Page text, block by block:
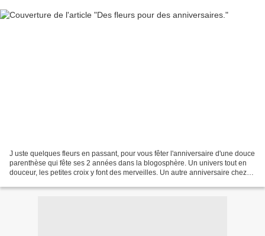
J uste quelques fleurs en passant, pour vous fêter l'anniversaire d'une douce
parenthèse qui fête ses 2 années dans la blogosphère. Un univers tout en
douceur, les petites croix y font des merveilles. Un autre anniversaire chez